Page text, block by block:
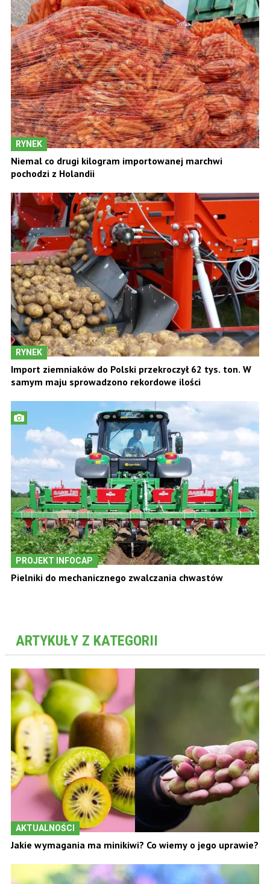
RYNEK
Niemal co drugi kilogram importowanej marchwi
pochodzi z Holandii
RYNEK
Import ziemniaków do Polski przekroczył 62 tys. ton. W
samym maju sprowadzono rekordowe ilości
PROJEKT INFOCAP
Pielniki do mechanicznego zwalczania chwastów
ARTYKUŁY Z KATEGORII
AKTUALNOŚCI
Jakie wymagania ma minikiwi? Co wiemy o jego uprawie?